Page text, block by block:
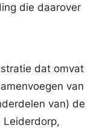
die daarover
dat omvat
van
van) de
Leiderdorp,